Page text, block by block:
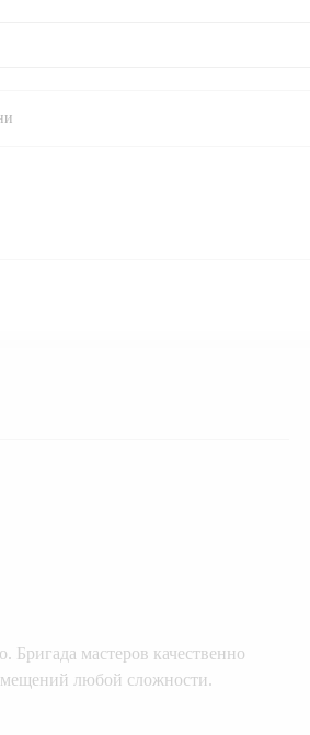
мастеров качественно
любой сложности.